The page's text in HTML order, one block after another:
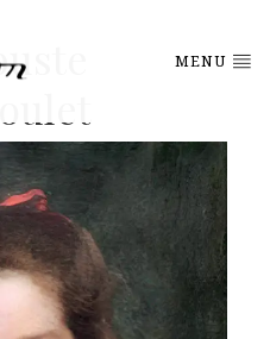
MENU